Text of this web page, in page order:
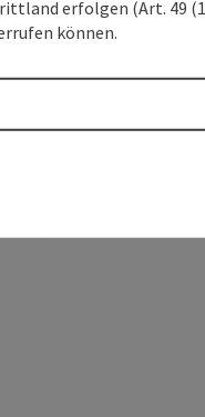
erfolgen (Art. 49
können.